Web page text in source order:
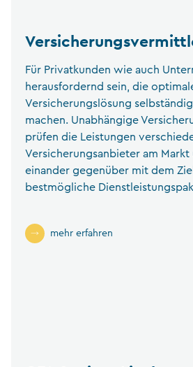
Für Privatkunden wie auch
herausfordernd sein, die
Versicherungslösung
machen. Unabhängige
prüfen die Leistungen
Versicherungsanbieter am
einander gegenüber mit dem
bestmögliche
mehr erfahren